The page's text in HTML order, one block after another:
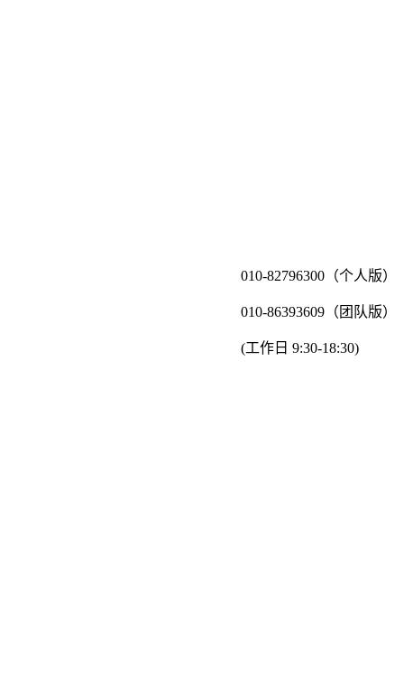
010-82796300（个人版）
010-86393609（团队版）
(工作日 9:30-18:30)